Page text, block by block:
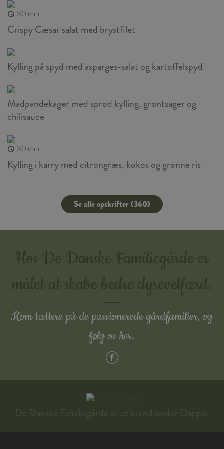
30 min
Crispy Cæsar salat med brystfilet
Kylling på spyd med asparges-salat og kartoffelspyd
Madpandekager med sprød kylling, grøntsager og
chilisauce
30 min
Kylling i karry med citrongræs, kokos og grønne ris
Se alle opskrifter (360)
Kom tættere på de passionerede gårdfamilier, og
følg os her.